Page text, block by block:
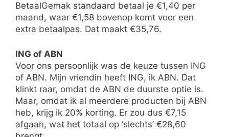
BetaalGemak standaard betaal je €1,40 per
maand, waar €1,58 bovenop komt voor een
extra betaalpas. Dat maakt €35,76.
ING of ABN
Voor ons persoonlijk was de keuze tussen ING
of ABN. Mijn vriendin heeft ING, ik ABN. Dat
klinkt raar, omdat de ABN de duurste optie is.
Maar, omdat ik al meerdere producten bij ABN
heb, krijg ik 20% korting. Er zou dus €7,15
afgaan, wat het totaal op ‘slechts’ €28,60